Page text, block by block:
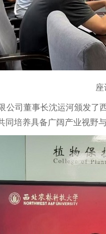
座
公司董事长沈运河颁发
培养具备广阔产业视野